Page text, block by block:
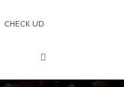
CHECK UD